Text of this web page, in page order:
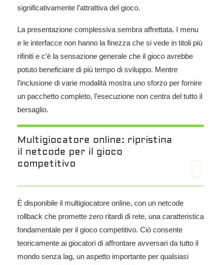
significativamente l’attrattiva del gioco.
La presentazione complessiva sembra affrettata. I menu
e le interfacce non hanno la finezza che si vede in titoli più
rifiniti e c’è la sensazione generale che il gioco avrebbe
potuto beneficiare di più tempo di sviluppo. Mentre
l’inclusione di varie modalità mostra uno sforzo per fornire
un pacchetto completo, l’esecuzione non centra del tutto il
bersaglio.
Multigiocatore online: ripristina
il netcode per il gioco
competitivo
È disponibile il multigiocatore online, con un netcode
rollback che promette zero ritardi di rete, una caratteristica
fondamentale per il gioco competitivo. Ciò consente
teoricamente ai giocatori di affrontare avversari da tutto il
mondo senza lag, un aspetto importante per qualsiasi